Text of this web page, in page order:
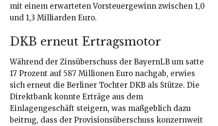
mit einem erwarteten Vorsteuergewinn zwischen 1,0
und 1,3 Milliarden Euro.
DKB erneut Ertragsmotor
Während der Zinsüberschuss der BayernLB um satte
17 Prozent auf 587 Millionen Euro nachgab, erwies
sich erneut die Berliner Tochter DKB als Stütze. Die
Direktbank konnte Erträge aus dem
Einlagengeschäft steigern, was maßgeblich dazu
beitrug, dass der Provisionsüberschuss konzernweit